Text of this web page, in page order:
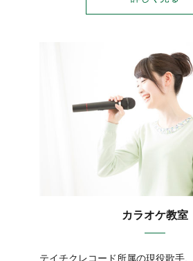
カラオケ教室
テイチクレコード所属の現役歌手